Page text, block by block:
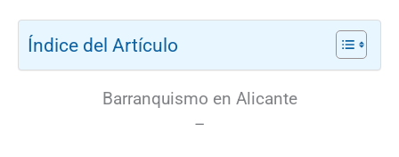
Índice del Artículo
Barranquismo en Alicante
–